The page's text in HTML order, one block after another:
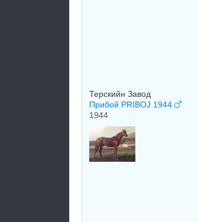
Терскийн Завод
Прибой PRIBOJ 1944
1944